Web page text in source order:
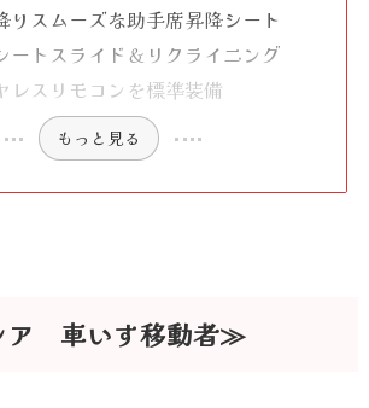
スムーズな助手席昇降シート
トスライド＆リクライニング
スリモコンを標準装備
もっと見る
ア 車いす移動者≫